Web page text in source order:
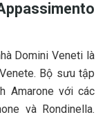
Domini Veneti là
Bộ sưu tập
Amarone với các
và Rondinella.